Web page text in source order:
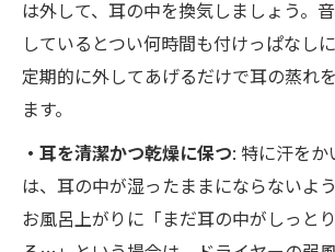
は外して、耳の中を換気しましょう。
しているとつい何時間も付けっぱなし
定期的に外してあげるだけで耳の蒸れ
ます。
・耳を清潔かつ乾燥に保つ: 特に汗を
は、耳の中が湿ったままにならないよ
お風呂上がりに「まだ耳の中がしっと